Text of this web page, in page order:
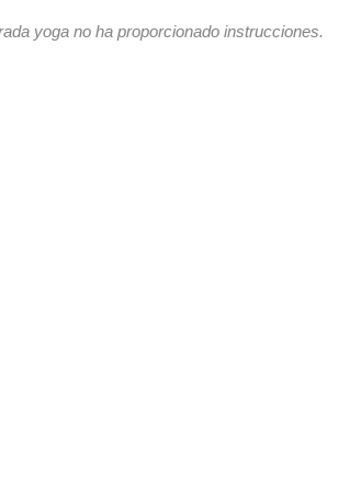
yoga no ha proporcionado instrucciones.